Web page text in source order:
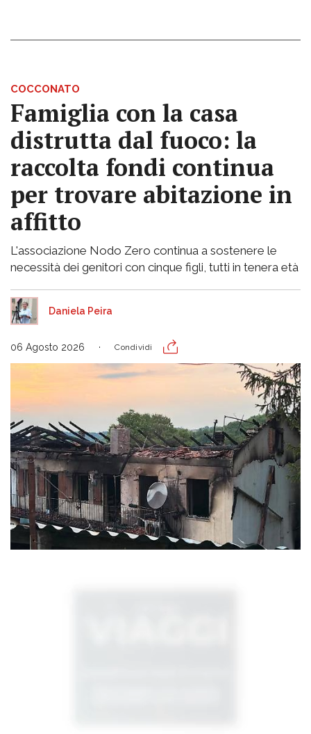
COCCONATO
Famiglia con la casa
distrutta dal fuoco: la
raccolta fondi continua
per trovare abitazione in
affitto
L'associazione Nodo Zero continua a sostenere le
necessità dei genitori con cinque figli, tutti in tenera età
Daniela Peira
06 Agosto 2026 Condividi